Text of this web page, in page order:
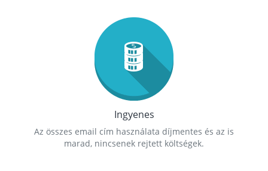
Ingyenes
Az összes email cím használata díjmentes és az is
marad, nincsenek rejtett költségek.